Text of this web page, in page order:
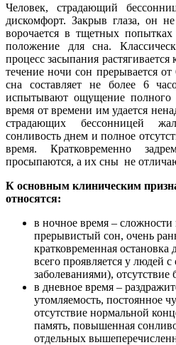
Человек, страдающий
дискомфорт. Закрыв глаза, он
ворочается в тщетных
положение для сна.
процесс засыпания
течение ночи сон прерывается от
сна составляет не более 6
испытывают ощущение полного
время от времени им удается
страдающих бессонницей
сонливость днем и полное
время. Кратковременно
просыпаются, а их сны не
К основным клиническим
относятся:
в ночное время –
прерывистый сон, очень
кратковременная
всего проявляется у людей
заболеваниями), отсутствие
в дневное время –
утомляемость, постоянное
отсутствие нормальной
память, повышенная
отдельных